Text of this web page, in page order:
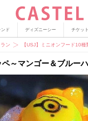
ド ディズニーシー チケット
ン 【USJ】ミニオンフード10
～マンゴー＆ブルー